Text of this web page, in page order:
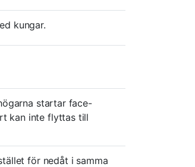
kungar.
startar face-
kan inte flyttas till
för nedåt i samma